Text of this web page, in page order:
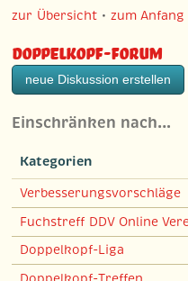
zur Übersicht •zum
Doppelkopf-Forum
neue Diskussion erstellen
Einschränken nach…
Kategorien
Verbesserungsvorschläge
Fuchstreff DDV Online
Doppelkopf-Liga